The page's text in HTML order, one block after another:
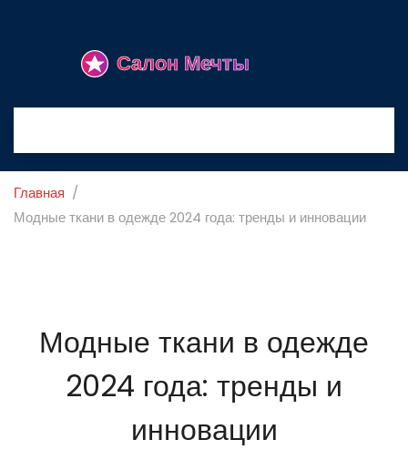
Главная
Модные ткани в одежде 2024 года: тренды и инновации
Модные ткани в одежде
2024 года: тренды и
инновации